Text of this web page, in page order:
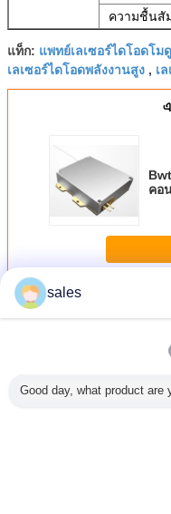
ความชื้นสั
แท็ก: แพทย์เลเซอร์ไดโอดโม
เลเซอร์ไดโอดพลังงานสูง , เ
คอ
มากกว่าเลเซอร์ไดโอดพลั
sales
Good day, what product are